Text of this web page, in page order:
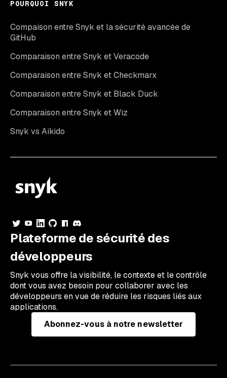
POURQUOI SNYK
Compaison entre Snyk et la sécurité avancée de
GitHub
Comparaison entre Snyk et Veracode
Comparaison entre Snyk et Checkmarx
Comparaison entre Snyk et Black Duck
Comparaison entre Snyk et Wiz
Snyk vs Aikido
Plateforme de sécurité des
développeurs
Snyk vous offre la visibilité, le contexte et le contrôle
dont vous avez besoin pour collaborer avec les
développeurs en vue de réduire les risques liés aux
applications.
Abonnez-vous à notre newsletter